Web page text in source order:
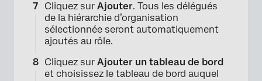
Cliquez sur Ajouter. Tous les délégués
de la hiérarchie d’organisation
sélectionnée seront automatiquement
ajoutés au rôle.
Cliquez sur Ajouter un tableau de bord
et choisissez le tableau de bord auquel